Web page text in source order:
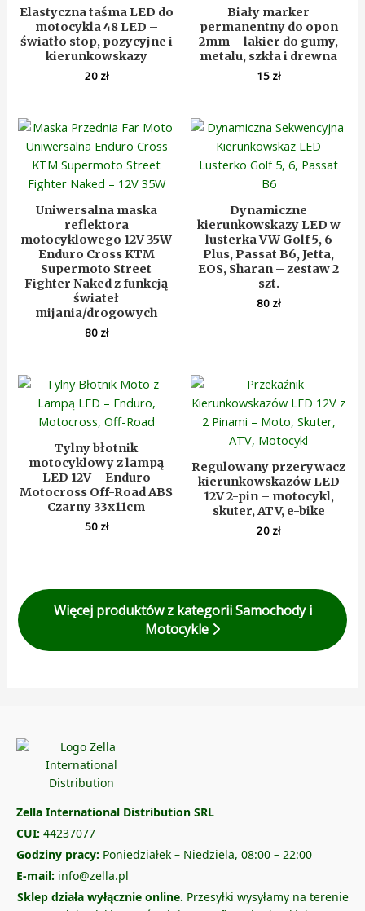
Elastyczna taśma LED do
motocykla 48 LED –
światło stop, pozycyjne i
kierunkowskazy
20 zł
Biały marker
permanentny do opon
2mm – lakier do gumy,
metalu, szkła i drewna
15 zł
Uniwersalna maska
reflektora
motocyklowego 12V 35W
Enduro Cross KTM
Supermoto Street
Fighter Naked z funkcją
świateł
mijania/drogowych
80 zł
Dynamiczne
kierunkowskazy LED w
lusterka VW Golf 5, 6
Plus, Passat B6, Jetta,
EOS, Sharan – zestaw 2
szt.
80 zł
Tylny błotnik
motocyklowy z lampą
LED 12V – Enduro
Motocross Off-Road ABS
Czarny 33x11cm
50 zł
Regulowany przerywacz
kierunkowskazów LED
12V 2-pin – motocykl,
skuter, ATV, e-bike
20 zł
Więcej produktów z kategorii Samochody i
Motocykle
Zella International Distribution SRL
CUI: 44237077
Godziny pracy: Poniedziałek – Niedziela, 08:00 – 22:00
E-mail: info@zella.pl
Sklep działa wyłącznie online. Przesyłki wysyłamy na terenie